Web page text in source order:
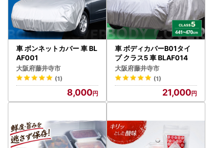
車 ボンネットカバー 車 BL
AF001
大阪府藤井寺市
(1)
8,000
車 ボディカバーB01タイ
プ クラス5 車 BLAF014
大阪府藤井寺市
(1)
21,000